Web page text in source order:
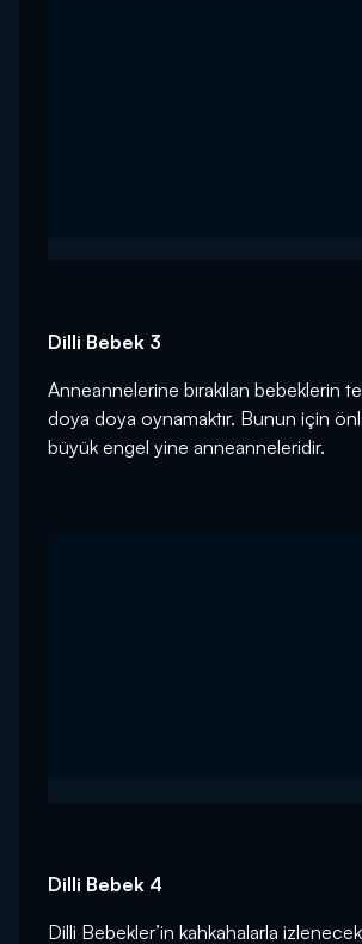
Dilli Bebek 3
Anneannelerine bırakılan bebeklerin
doya doya oynamaktır. Bunun için
büyük engel yine anneanneleridir.
Dilli Bebek 4
Dilli Bebekler’in kahkahalarla